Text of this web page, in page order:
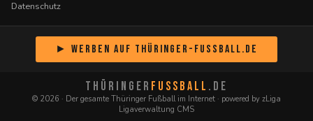
Datenschutz
► Werben auf Thüringer-Fussball.de
THÜRINGER FUSSBALL .DE
© 2026 · Der gesamte Thüringer Fußball im Internet · powered by zLiga
Ligaverwaltung CMS